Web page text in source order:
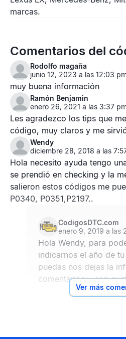
marcas.
Comentarios del
Rodolfo magaña
junio 12, 2023 a las 12:03
muy buena información
Ramón Benjamin
enero 26, 2021 a las 3:37
Les agradezco los tips que
código, muy claros y me
Wendy
diciembre 28, 2018 a las
Hola necesito ayuda tengo
se prendió en checking y la
salieron estos códigos me
P0340, P0351,P2197..
CodigosDTC.com
enero 9, 2019 a las
Hola Wendy, para
indicarnos el año de
puedas nos dejas la
comentarios y con
Ver más